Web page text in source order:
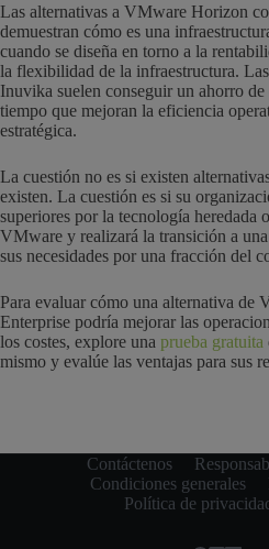
Las alternativas a VMware Horizon
demuestran cómo es una
cuando se diseña en torno a la
la flexibilidad de la infraestructura.
Inuvika suelen conseguir un ahorro
tiempo que mejoran la eficiencia
estratégica.
La cuestión no es si existen
existen. La cuestión es si su
superiores por la tecnología heredada
VMware y realizará la transición a
sus necesidades por una fracción del
Para evaluar cómo una alternativa
Enterprise podría mejorar las
los costes, explore una prueba gratuita
mismo y evalúe las ventajas para sus
Contáctenos
Condiciones generales
Política de